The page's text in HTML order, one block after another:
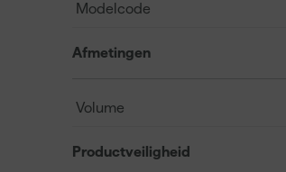
Modelcode
Afmetingen
Volume
Productveiligheid